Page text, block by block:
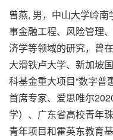
曾燕, 男，中山大学岭
事金融工程、风险管理
济学等领域的研究，曾
大滑铁卢大学、新加坡
科基金重大项目“数字普
首席专家、爱思唯尔
学）、广东省高校青年
青年项目和霍英东教育